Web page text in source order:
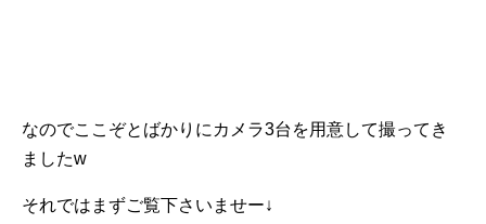
なのでここぞとばかりにカメラ3台を用意して撮ってき
ましたw
それではまずご覧下さいませー↓